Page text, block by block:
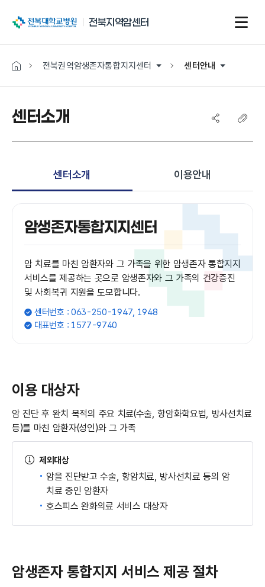
전북대학교병원
전북지역암센터
전북권역암생존자통합지지센터 센터안내
센터소개
센터소개 이용안내
암생존자통합지지센터
암 치료를 마친 암환자와 그 가족을 위한 암생존자 통합지지
서비스를 제공하는 곳으로 암생존자와 그 가족의 건강증진
및 사회복귀 지원을 도모합니다.
센터번호 : 063-250-1947, 1948
대표번호 : 1577-9740
이용 대상자
암 진단 후 완치 목적의 주요 치료(수술, 항암화학요법, 방사선치료
등)를 마친 암환자(성인)와 그 가족
제외대상
암을 진단받고 수술, 항암치료, 방사선치료 등의 암
치료 중인 암환자
호스피스 완화의료 서비스 대상자
암생존자 통합지지 서비스 제공 절차